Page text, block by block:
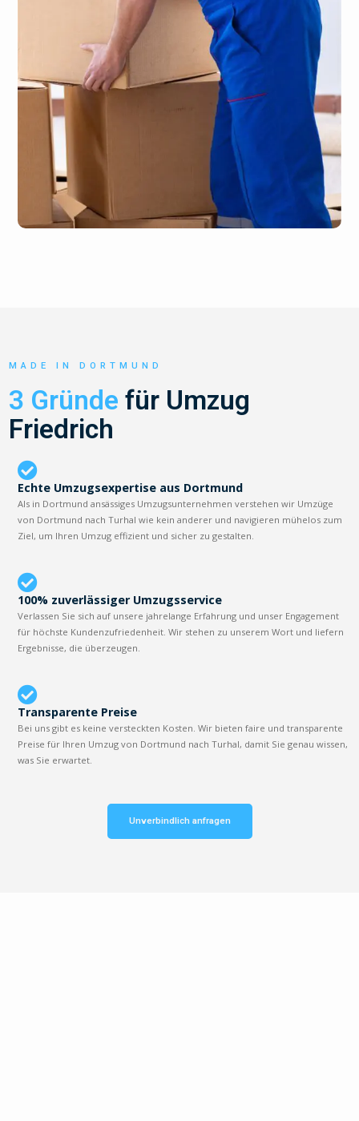
MADE IN DORTMUND
3 Gründe für Umzug
Friedrich
Echte Umzugsexpertise aus Dortmund
Als in Dortmund ansässiges Umzugsunternehmen verstehen wir Umzüge
von Dortmund nach Turhal wie kein anderer und navigieren mühelos zum
Ziel, um Ihren Umzug effizient und sicher zu gestalten.
100% zuverlässiger Umzugsservice
Verlassen Sie sich auf unsere jahrelange Erfahrung und unser Engagement
für höchste Kundenzufriedenheit. Wir stehen zu unserem Wort und liefern
Ergebnisse, die überzeugen.
Transparente Preise
Bei uns gibt es keine versteckten Kosten. Wir bieten faire und transparente
Preise für Ihren Umzug von Dortmund nach Turhal, damit Sie genau wissen,
was Sie erwartet.
Unverbindlich anfragen